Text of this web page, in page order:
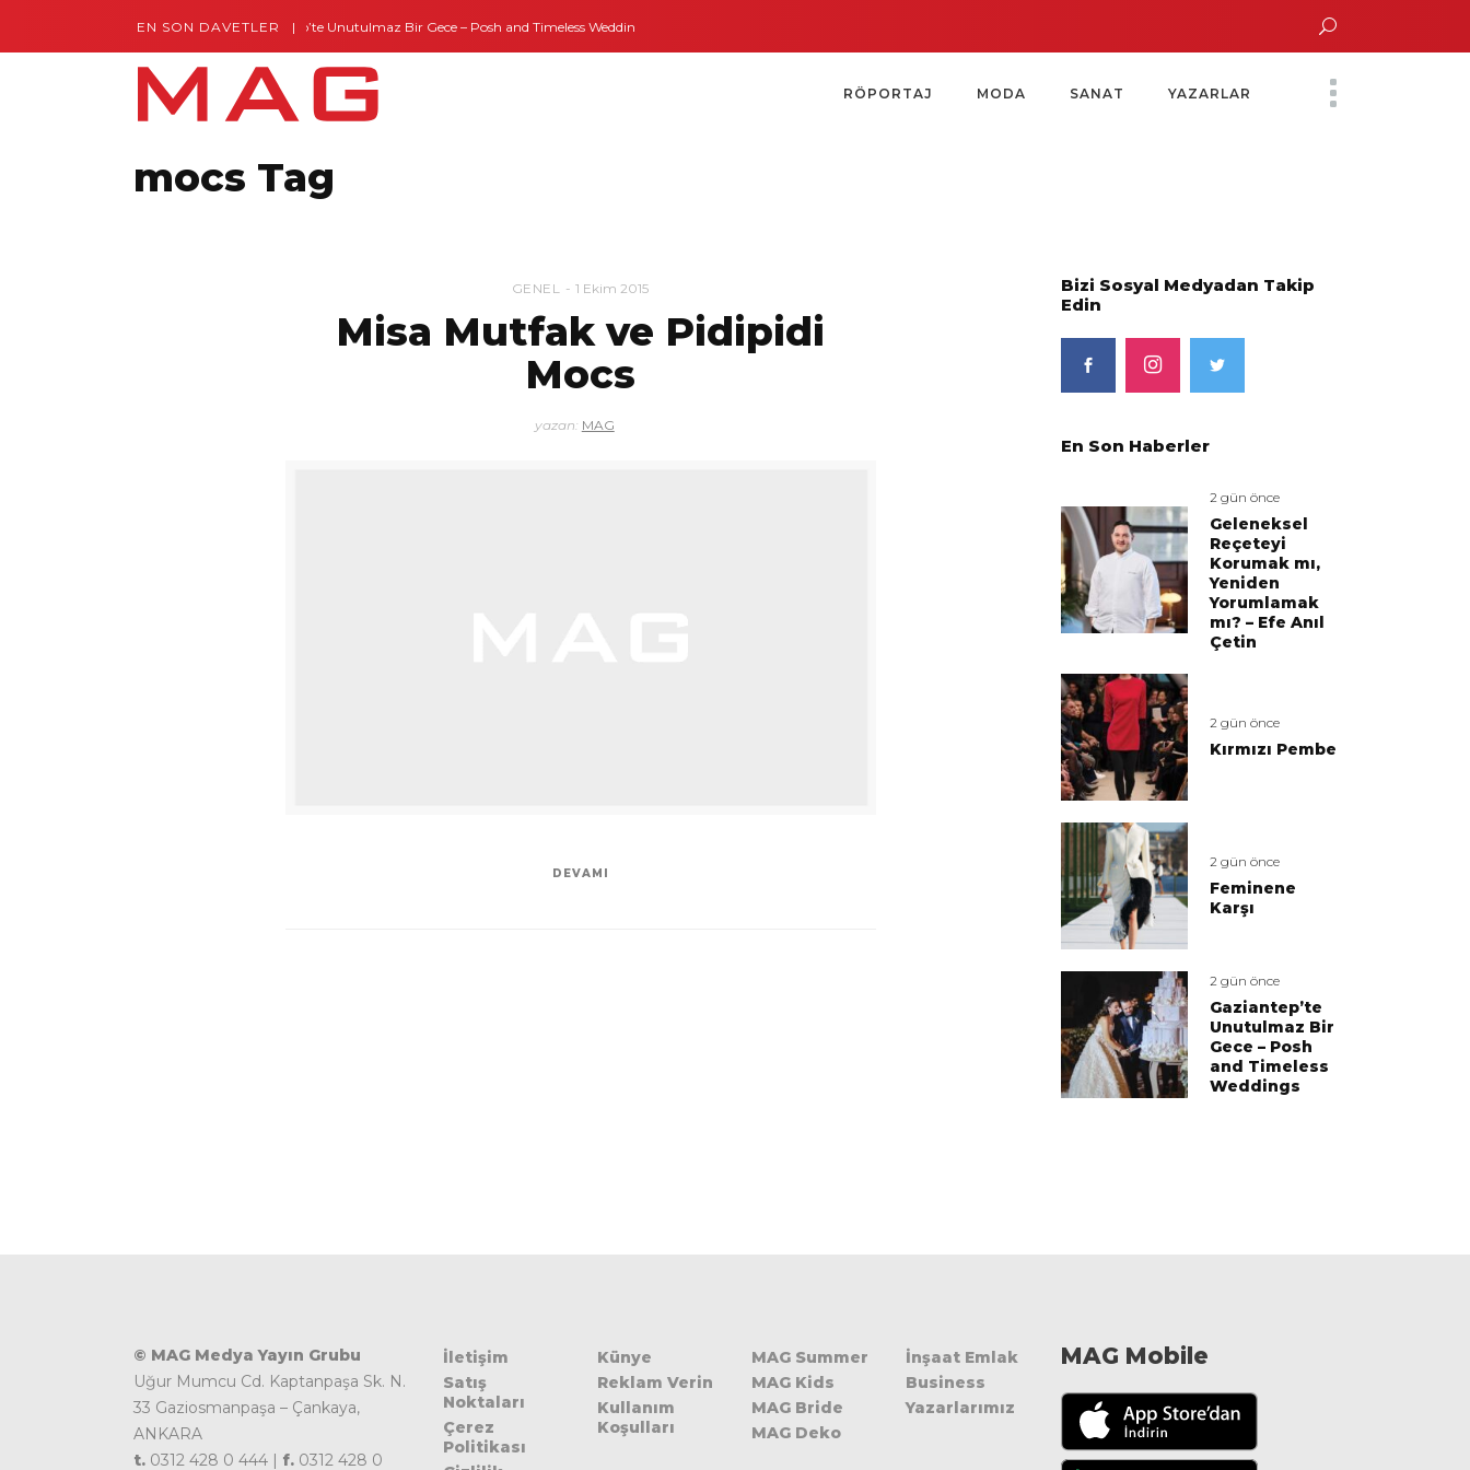
EN SON DAVETLERGaziantep’te Unutulmaz Bir Gece – Posh and Timeless Weddings
Yoko Ono Sergisi Özel Bir Davetle Açıldı
RÖPORTAJ MODA SANAT YAZARLAR
mocs Tag
GENEL 1 Ekim 2015
Misa Mutfak ve Pidipidi
Mocs
yazan: MAG
DEVAMI
Bizi Sosyal Medyadan Takip
Edin
En Son Haberler
2 gün önce
Geleneksel
Reçeteyi
Korumak mı,
Yeniden
Yorumlamak
mı? – Efe Anıl
Çetin
2 gün önce
Kırmızı Pembe
2 gün önce
Feminene
Karşı
2 gün önce
Gaziantep’te
Unutulmaz Bir
Gece – Posh
and Timeless
Weddings
© MAG Medya Yayın Grubu
Uğur Mumcu Cd. Kaptanpaşa Sk. N.
33 Gaziosmanpaşa – Çankaya,
ANKARA
t. 0312 428 0 444 | f. 0312 428 0
İletişim
Satış
Noktaları
Çerez
Politikası
Künye
Reklam Verin
Kullanım
Koşulları
MAG Summer
MAG Kids
MAG Bride
MAG Deko
İnşaat Emlak
Business
Yazarlarımız
MAG Mobile